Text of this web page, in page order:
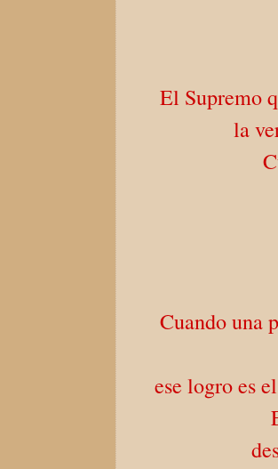
El Supremo
la
Cuando una
ese logro es